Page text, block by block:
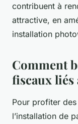
contribuent à
attractive, en
installation
Comment
fiscaux liés
Pour profiter
l’installation de